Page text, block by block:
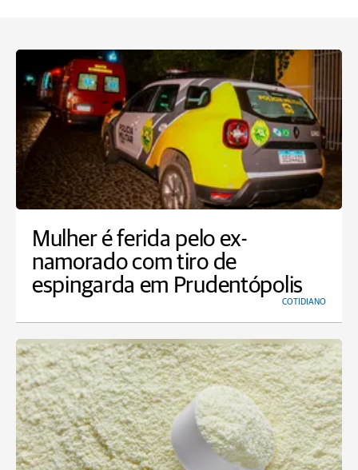
Mulher é ferida pelo ex-
namorado com tiro de
espingarda em Prudentópolis
COTIDIANO